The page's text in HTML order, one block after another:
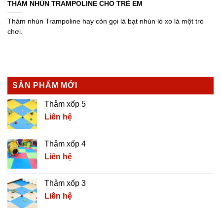
SẢN PHẨM MỚI
Thảm xốp 5
Liên hệ
Thảm xốp 4
Liên hệ
Thảm xốp 3
Liên hệ
THẢM NHÚN TRAMPOLINE CHO TRẺ EM
Thảm nhún Trampoline hay còn gọi là bạt nhún lò xo là một trò
chơi.